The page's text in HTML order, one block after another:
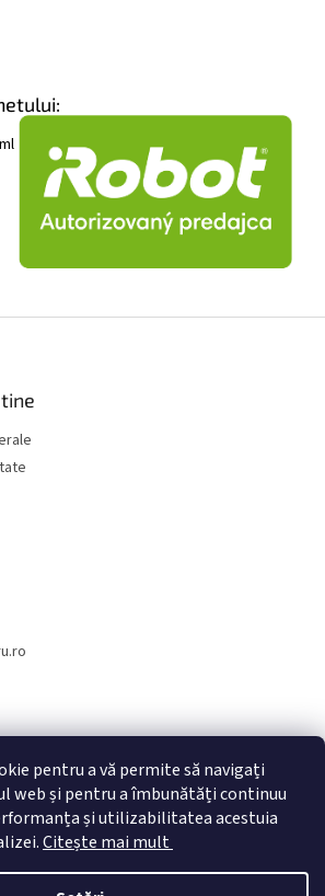
pentru a vă permite să navigați
web și pentru a îmbunătăți continuu
și utilizabilitatea acestuia
Citește mai mult